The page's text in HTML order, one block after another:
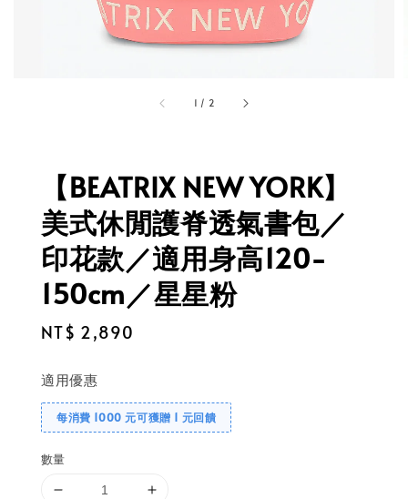
1 / 2
【BEATRIX NEW YORK】
美式休閒護脊透氣書包／
印花款／適用身高120-
150cm／星星粉
Regular
NT$ 2,890
適用優惠
每消費 1000 元可獲贈 1 元回饋
數量